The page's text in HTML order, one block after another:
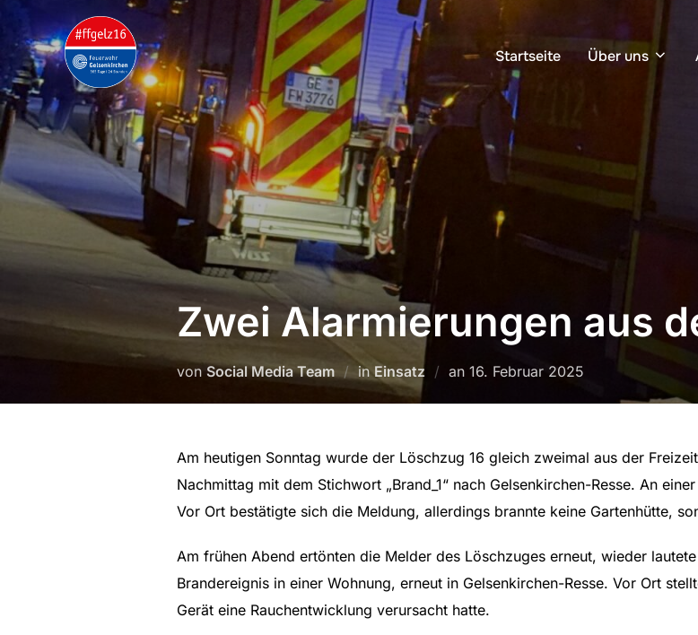
Zum
Inhalt
springen
Startseite Über uns
Zwei Alarmierungen aus
von Social Media Team inEinsatz an Veröffentlicht
16. Februar 2025
Am heutigen Sonntag wurde der Löschzug 16 gleich zweimal aus der
Nachmittag mit dem Stichwort „Brand_1“ nach Gelsenkirchen-Resse. An
Vor Ort bestätigte sich die Meldung, allerdings brannte keine Gartenhütte,
Am frühen Abend ertönten die Melder des Löschzuges erneut, wieder
Brandereignis in einer Wohnung, erneut in Gelsenkirchen-Resse. Vor Ort
Gerät eine Rauchentwicklung verursacht hatte.